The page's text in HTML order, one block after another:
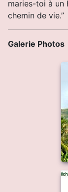
maries-toi à un
chemin de vie.”
Galerie Photos